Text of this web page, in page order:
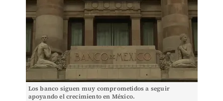
Los banco siguen muy comprometidos a seguir
apoyando el crecimiento en México.